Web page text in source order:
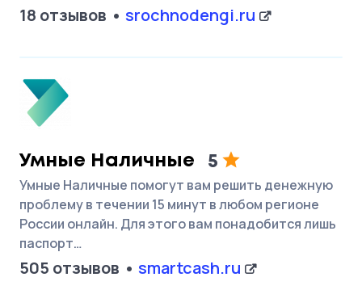
18 отзывов srochnodengi.ru
Умные Наличные 5
Умные Наличные помогут вам решить денежную
проблему в течении 15 минут в любом регионе
России онлайн. Для этого вам понадобится лишь
паспорт…
505 отзывов smartcash.ru